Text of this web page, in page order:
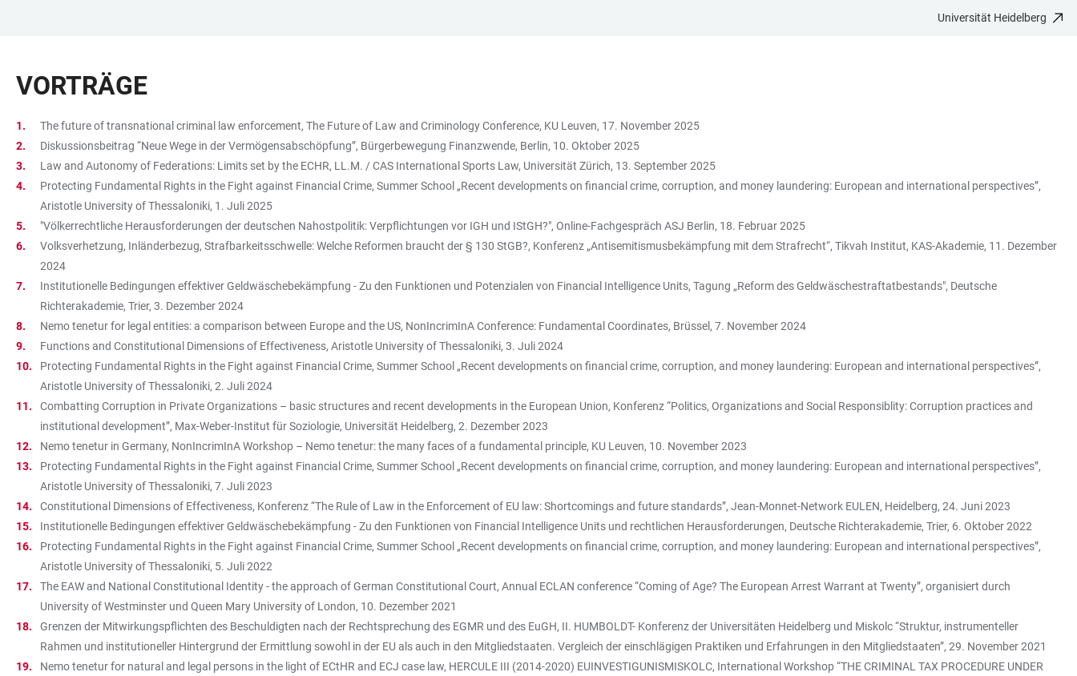
BARRIEREFREIHEIT
Universität Heidelberg
VORTRÄGE
The future of transnational criminal law enforcement, The Future of Law and Criminology Conference, KU Leuven, 17. November 2025
Diskussionsbeitrag “Neue Wege in der Vermögensabschöpfung”, Bürgerbewegung Finanzwende, Berlin, 10. Oktober 2025
Law and Autonomy of Federations: Limits set by the ECHR, LL.M. / CAS International Sports Law, Universität Zürich, 13. September 2025
Protecting Fundamental Rights in the Fight against Financial Crime, Summer School „Recent developments on financial crime, corruption, and money laundering: European and international perspectives”,
Aristotle University of Thessaloniki, 1. Juli 2025
"Völkerrechtliche Herausforderungen der deutschen Nahostpolitik: Verpflichtungen vor IGH und IStGH?", Online-Fachgespräch ASJ Berlin, 18. Februar 2025
Volksverhetzung, Inländerbezug, Strafbarkeitsschwelle: Welche Reformen braucht der § 130 StGB?, Konferenz „Antisemitismusbekämpfung mit dem Strafrecht“, Tikvah Institut, KAS-Akademie, 11. Dezember
2024
Institutionelle Bedingungen effektiver Geldwäschebekämpfung - Zu den Funktionen und Potenzialen von Financial Intelligence Units, Tagung „Reform des Geldwäschestraftatbestands", Deutsche
Richterakademie, Trier, 3. Dezember 2024
Nemo tenetur for legal entities: a comparison between Europe and the US, NonIncrimInA Conference: Fundamental Coordinates, Brüssel, 7. November 2024
Functions and Constitutional Dimensions of Effectiveness, Aristotle University of Thessaloniki, 3. Juli 2024
Protecting Fundamental Rights in the Fight against Financial Crime, Summer School „Recent developments on financial crime, corruption, and money laundering: European and international perspectives”,
Aristotle University of Thessaloniki, 2. Juli 2024
Combatting Corruption in Private Organizations – basic structures and recent developments in the European Union, Konferenz “Politics, Organizations and Social Responsiblity: Corruption practices and
institutional development”, Max-Weber-Institut für Soziologie, Universität Heidelberg, 2. Dezember 2023
Nemo tenetur in Germany, NonIncrimInA Workshop – Nemo tenetur: the many faces of a fundamental principle, KU Leuven, 10. November 2023
Protecting Fundamental Rights in the Fight against Financial Crime, Summer School „Recent developments on financial crime, corruption, and money laundering: European and international perspectives”,
Aristotle University of Thessaloniki, 7. Juli 2023
Constitutional Dimensions of Effectiveness, Konferenz “The Rule of Law in the Enforcement of EU law: Shortcomings and future standards”, Jean-Monnet-Network EULEN, Heidelberg, 24. Juni 2023
Institutionelle Bedingungen effektiver Geldwäschebekämpfung - Zu den Funktionen von Financial Intelligence Units und rechtlichen Herausforderungen, Deutsche Richterakademie, Trier, 6. Oktober 2022
Protecting Fundamental Rights in the Fight against Financial Crime, Summer School „Recent developments on financial crime, corruption, and money laundering: European and international perspectives”,
Aristotle University of Thessaloniki, 5. Juli 2022
The EAW and National Constitutional Identity - the approach of German Constitutional Court, Annual ECLAN conference “Coming of Age? The European Arrest Warrant at Twenty”, organisiert durch
University of Westminster und Queen Mary University of London, 10. Dezember 2021
Grenzen der Mitwirkungspflichten des Beschuldigten nach der Rechtsprechung des EGMR und des EuGH, II. HUMBOLDT- Konferenz der Universitäten Heidelberg und Miskolc “Struktur, instrumenteller
Rahmen und institutioneller Hintergrund der Ermittlung sowohl in der EU als auch in den Mitgliedstaaten. Vergleich der einschlägigen Praktiken und Erfahrungen in den Mitgliedstaaten”, 29. November 2021
Nemo tenetur for natural and legal persons in the light of ECtHR and ECJ case law, HERCULE III (2014-2020) EUINVESTIGUNISMISKOLC, International Workshop “THE CRIMINAL TAX PROCEDURE UNDER